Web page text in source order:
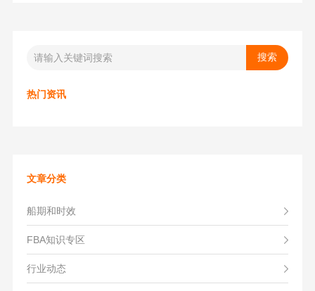
热门资讯
文章分类
船期和时效
FBA知识专区
行业动态